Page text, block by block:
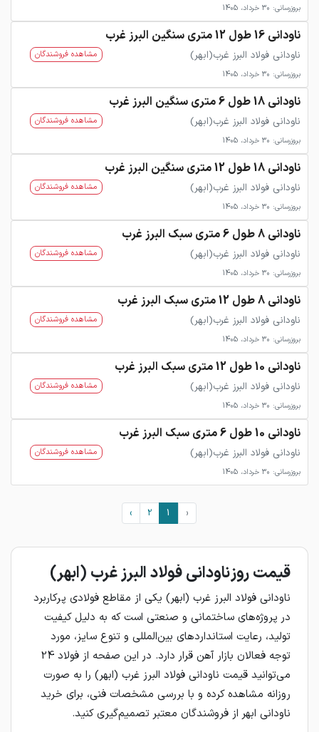
بروزرسانی: 30 خرداد، 1405
ناودانی 16 طول 12 متری سنگین البرز غرب
ناودانی فولاد البرز غرب(ابهر)
بروزرسانی: 30 خرداد، 1405
مشاهده فروشندگان
ناودانی 18 طول 6 متری سنگین البرز غرب
ناودانی فولاد البرز غرب(ابهر)
بروزرسانی: 30 خرداد، 1405
مشاهده فروشندگان
ناودانی 18 طول 12 متری سنگین البرز غرب
ناودانی فولاد البرز غرب(ابهر)
بروزرسانی: 30 خرداد، 1405
مشاهده فروشندگان
ناودانی 8 طول 6 متری سبک البرز غرب
ناودانی فولاد البرز غرب(ابهر)
بروزرسانی: 30 خرداد، 1405
مشاهده فروشندگان
ناودانی 8 طول 12 متری سبک البرز غرب
ناودانی فولاد البرز غرب(ابهر)
بروزرسانی: 30 خرداد، 1405
مشاهده فروشندگان
ناودانی 10 طول 12 متری سبک البرز غرب
ناودانی فولاد البرز غرب(ابهر)
بروزرسانی: 30 خرداد، 1405
مشاهده فروشندگان
ناودانی 10 طول 6 متری سبک البرز غرب
ناودانی فولاد البرز غرب(ابهر)
بروزرسانی: 30 خرداد، 1405
مشاهده فروشندگان
‹
1
2
›
قیمت روز ناودانی فولاد البرز غرب (ابهر)
ناودانی فولاد البرز غرب (ابهر) یکی از مقاطع فولادی پرکاربرد
در پروژه‌های ساختمانی و صنعتی است که به دلیل کیفیت
تولید، رعایت استانداردهای بین‌المللی و تنوع سایز، مورد
توجه فعالان بازار آهن قرار دارد. در این صفحه از فولاد 24
می‌توانید قیمت ناودانی فولاد البرز غرب (ابهر) را به صورت
روزانه مشاهده کرده و با بررسی مشخصات فنی، برای خرید
ناودانی ابهر از فروشندگان معتبر تصمیم‌گیری کنید.